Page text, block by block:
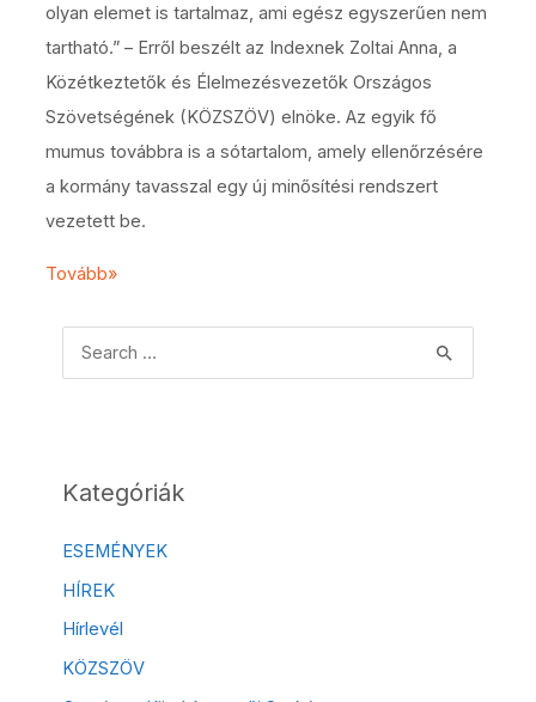
olyan elemet is tartalmaz, ami egész egyszerűen nem
tartható.” – Erről beszélt az Indexnek Zoltai Anna, a
Közétkeztetők és Élelmezésvezetők Országos
Szövetségének (KÖZSZÖV) elnöke. Az egyik fő
mumus továbbra is a sótartalom, amely ellenőrzésére
a kormány tavasszal egy új minősítési rendszert
vezetett be.
Tovább»
Kategóriák
ESEMÉNYEK
HÍREK
Hírlevél
KÖZSZÖV